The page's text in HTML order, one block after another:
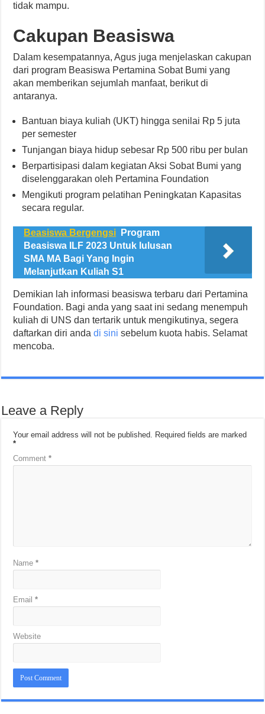
tidak mampu.
Cakupan Beasiswa
Dalam kesempatannya, Agus juga menjelaskan cakupan
dari program Beasiswa Pertamina Sobat Bumi yang
akan memberikan sejumlah manfaat, berikut di
antaranya.
Bantuan biaya kuliah (UKT) hingga senilai Rp 5 juta
per semester
Tunjangan biaya hidup sebesar Rp 500 ribu per bulan
Berpartisipasi dalam kegiatan Aksi Sobat Bumi yang
diselenggarakan oleh Pertamina Foundation
Mengikuti program pelatihan Peningkatan Kapasitas
secara regular.
Beasiswa Bergengsi
Program
Beasiswa ILF 2023 Untuk lulusan
SMA MA Bagi Yang Ingin
Melanjutkan Kuliah S1
Demikian lah informasi beasiswa terbaru dari Pertamina
Foundation. Bagi anda yang saat ini sedang menempuh
kuliah di UNS dan tertarik untuk mengikutinya, segera
daftarkan diri andadi sini sebelum kuota habis. Selamat
mencoba.
Leave a Reply
Your email address will not be published. Required fields are marked
*
Comment*
Name*
Email*
Website